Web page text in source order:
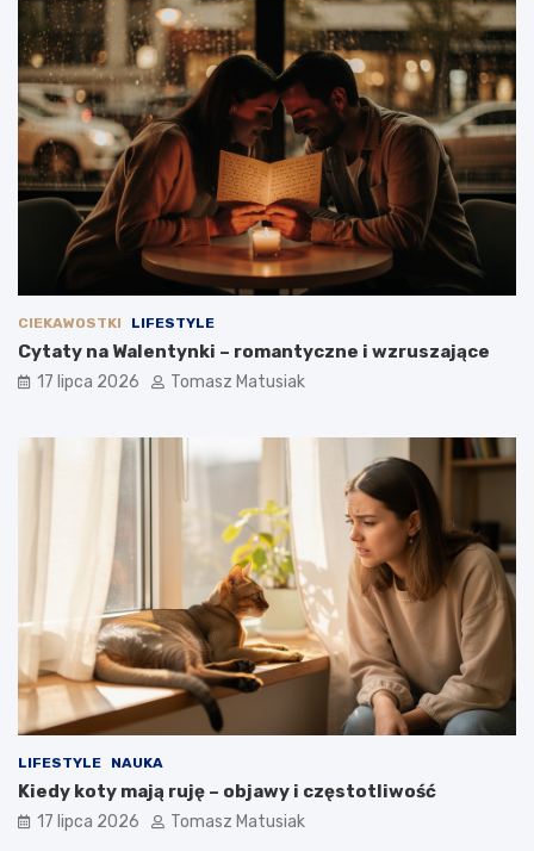
CIEKAWOSTKI LIFESTYLE
Cytaty na Walentynki – romantyczne i wzruszające
17 lipca 2026 Tomasz Matusiak
LIFESTYLE NAUKA
Kiedy koty mają ruję – objawy i częstotliwość
17 lipca 2026 Tomasz Matusiak